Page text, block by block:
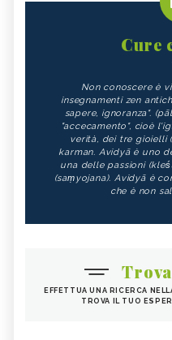
Cure
Non conoscere è
insegnamenti zen
sapere, ignoranza".
"accecamento", cioè
verità, dei tre gioielli
karman. Avidyā è uno
una delle passioni
(saṃyojana). Avidyā è
che è non
EFFETTUA UNA RICERCA
TROVA IL TUO